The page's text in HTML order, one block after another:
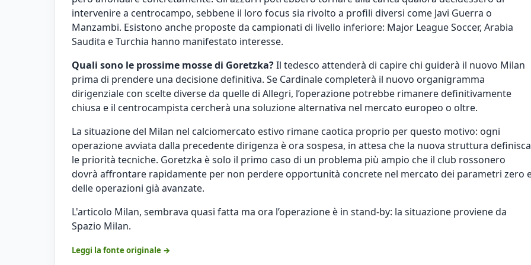
intervenire a centrocampo, sebbene il loro focus sia rivolto a profili diversi come Javi Guerra o
Manzambi. Esistono anche proposte da campionati di livello inferiore: Major League Soccer, Arabia
Saudita e Turchia hanno manifestato interesse.
Quali sono le prossime mosse di Goretzka?Il tedesco attenderà di capire chi guiderà il nuovo Milan
prima di prendere una decisione definitiva. Se Cardinale completerà il nuovo organigramma
dirigenziale con scelte diverse da quelle di Allegri, l’operazione potrebbe rimanere definitivamente
chiusa e il centrocampista cercherà una soluzione alternativa nel mercato europeo o oltre.
La situazione del Milan nel calciomercato estivo rimane caotica proprio per questo motivo: ogni
operazione avviata dalla precedente dirigenza è ora sospesa, in attesa che la nuova struttura definisca
le priorità tecniche. Goretzka è solo il primo caso di un problema più ampio che il club rossonero
dovrà affrontare rapidamente per non perdere opportunità concrete nel mercato dei parametri zero
delle operazioni già avanzate.
L'articolo Milan, sembrava quasi fatta ma ora l’operazione è in stand-by: la situazione proviene da
Spazio Milan.
Leggi la fonte originale →